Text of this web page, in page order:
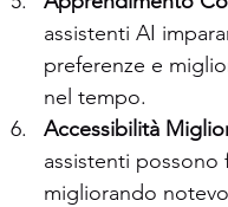
assistenti AI
preferenze e
nel tempo.
Accessibilità
assistenti possono
migliorando